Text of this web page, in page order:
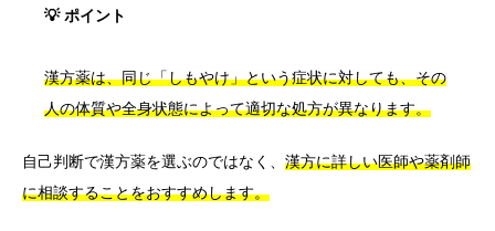
💡 ポイント
漢方薬は、同じ「しもやけ」という症状に対しても、その
人の体質や全身状態によって適切な処方が異なります。
自己判断で漢方薬を選ぶのではなく、 漢方に詳しい医師や薬剤師
に相談することをおすすめします。